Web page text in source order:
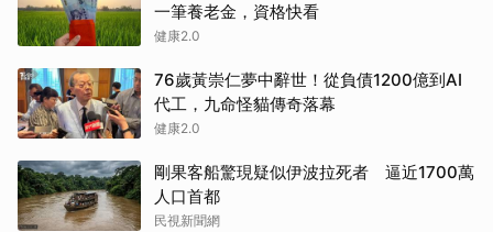
一筆養老金，資格快看
健康2.0
76歲黃崇仁夢中辭世！從負債1200億到AI
代工，九命怪貓傳奇落幕
健康2.0
剛果客船驚現疑似伊波拉死者 逼近1700萬
人口首都
民視新聞網